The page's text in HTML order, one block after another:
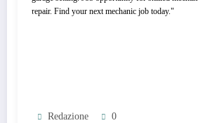
Redazione 0